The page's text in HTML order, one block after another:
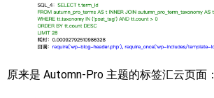
原来是 Automn-Pro 主题的标签汇云页面：